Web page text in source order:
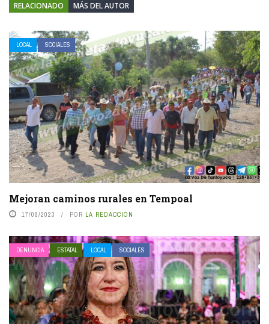
RELACIONADO MÁS DEL AUTOR
LOCAL SOCIALES
Mejoran caminos rurales en Tempoal
17/08/2023 POR LA REDACCIÓN
DENUNCIA ESTATAL LOCAL SOCIALES